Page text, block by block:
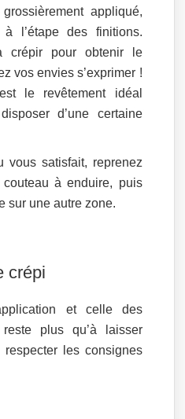
appliqué,
l’étape des finitions.
crépir pour obtenir le
vos envies s’exprimer !
le revêtement idéal
d’une certaine
vous satisfait, reprenez
à enduire, puis
sur une autre zone.
crépi
et celle des
plus qu’à laisser
les consignes